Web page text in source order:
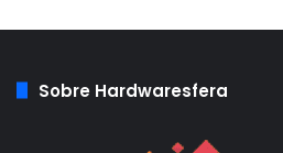
Sobre Hardwaresfera